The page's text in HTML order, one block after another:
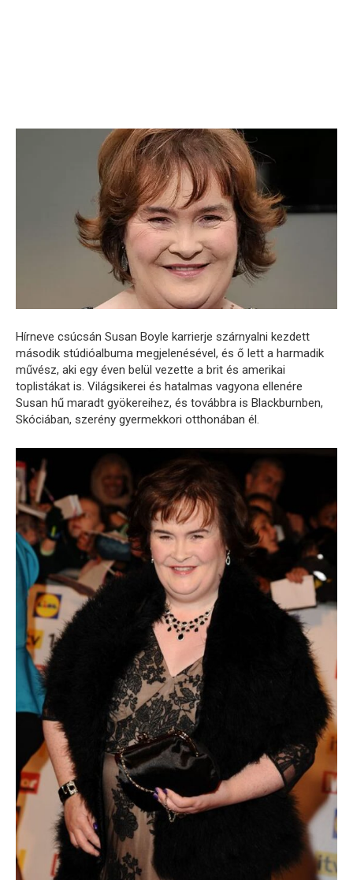
Hírneve csúcsán Susan Boyle karrierje szárnyalni kezdett
második stúdióalbuma megjelenésével, és ő lett a harmadik
művész, aki egy éven belül vezette a brit és amerikai
toplistákat is. Világsikerei és hatalmas vagyona ellenére
Susan hű maradt gyökereihez, és továbbra is Blackburnben,
Skóciában, szerény gyermekkori otthonában él.